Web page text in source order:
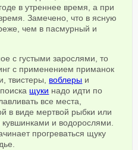
в утреннее время, а при
Замечено, что в ясную
чем в пасмурный и
с густыми зарослями, то
с применением приманок
твистеры, воблеры и
щуки надо идти по
все места,
в виде мертвой рыбки или
и водорослями.
прогреваться щуку